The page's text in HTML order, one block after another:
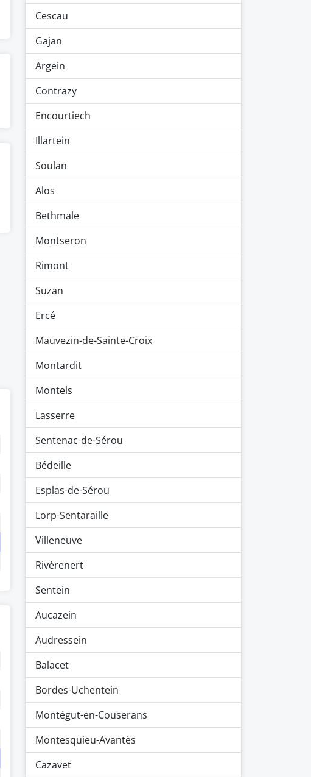
Cescau
Gajan
Argein
Contrazy
Encourtiech
Illartein
Soulan
Alos
Bethmale
Montseron
Rimont
Suzan
Ercé
Mauvezin-de-Sainte-Croix
Montardit
Montels
Lasserre
Sentenac-de-Sérou
Bédeille
Esplas-de-Sérou
Lorp-Sentaraille
Villeneuve
Rivèrenert
Sentein
Aucazein
Audressein
Balacet
Bordes-Uchentein
Montégut-en-Couserans
Montesquieu-Avantès
Cazavet